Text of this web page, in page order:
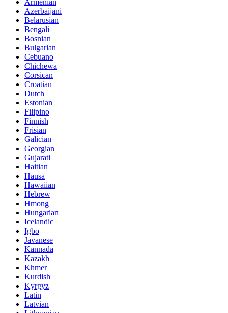
Azerbaijani
Belarusian
Bengali
Bosnian
Bulgarian
Cebuano
Chichewa
Corsican
Croatian
Dutch
Estonian
Filipino
Finnish
Frisian
Galician
Georgian
Gujarati
Haitian
Hausa
Hawaiian
Hebrew
Hmong
Hungarian
Icelandic
Igbo
Javanese
Kannada
Kazakh
Khmer
Kurdish
Kyrgyz
Latin
Latvian